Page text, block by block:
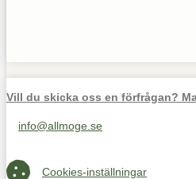
Vill du skicka oss en förfrågan?
Maila oss på info@allmoge.se
info@allmoge.se
Cookies-inställningar
Cookies-inställningar